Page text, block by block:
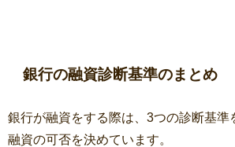
銀行の融資診断基準のまとめ
銀行が融資をする際は、3つの診断基準
融資の可否を決めています。